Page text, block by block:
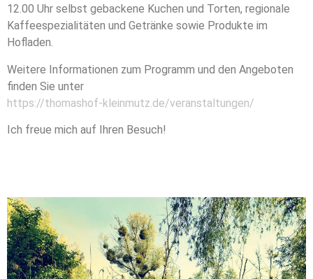
12.00 Uhr selbst gebackene Kuchen und Torten, regionale
Kaffeespezialitäten und Getränke sowie Produkte im
Hofladen.
Weitere Informationen zum Programm und den Angeboten
finden Sie unter
https://thomashof-kleinmutz.de/veranstaltungen/
Ich freue mich auf Ihren Besuch!